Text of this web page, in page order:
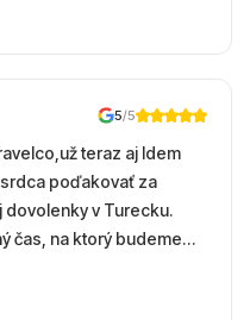
prostredie, more,
5/5
teraz aj Idem
poďakovať za
v Turecku.
čas, na ktorý budeme
​Všetko prebehlo
výberu zájazdu, cez